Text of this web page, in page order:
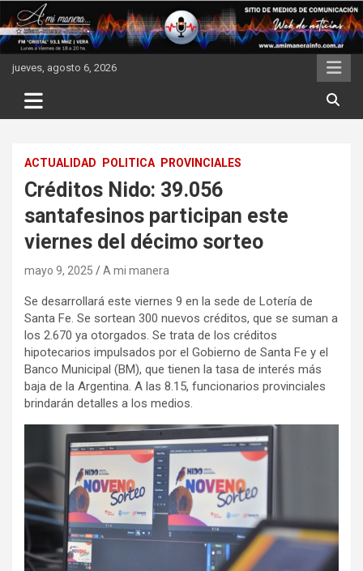
to
content
jueves, agosto 6, 2026
ACTUALIDAD POLITICA PROVINCIALES
Créditos Nido: 39.056
santafesinos participan este
viernes del décimo sorteo
mayo 9, 2025 A mi manera
Se desarrollará este viernes 9 en la sede de Lotería de
Santa Fe. Se sortean 300 nuevos créditos, que se suman a
los 2.670 ya otorgados. Se trata de los créditos
hipotecarios impulsados por el Gobierno de Santa Fe y el
Banco Municipal (BM), que tienen la tasa de interés más
baja de la Argentina. A las 8.15, funcionarios provinciales
brindarán detalles a los medios.